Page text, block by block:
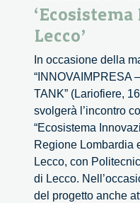
Lecco’
In occasione della
“INNOVAIMPRESA
TANK” (Lariofiere,
svolgerà l’incontro
“Ecosistema
Regione Lombardia
Lecco, con
di Lecco.
del progetto anche